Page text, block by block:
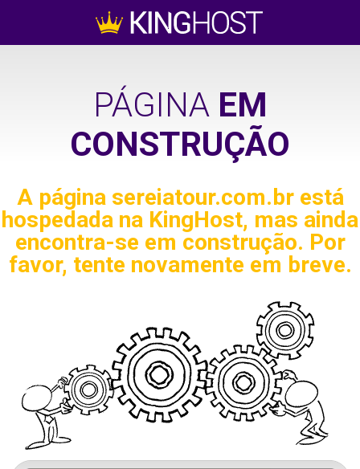
PÁGINA EM
CONSTRUÇÃO
A página sereiatour.com.brestá
hospedada na KingHost, mas ainda
encontra-se em construção. Por
favor, tente novamente em breve.